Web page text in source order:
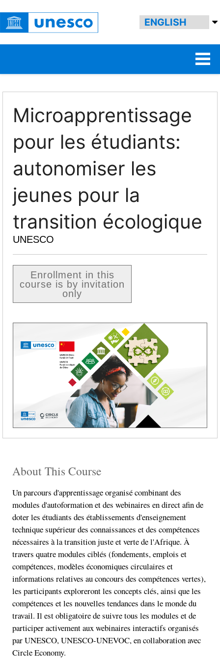
Microapprentissage
pour les étudiants:
autonomiser les
jeunes pour la
transition écologique
UNESCO
Enrollment in this
course is by invitation
only
About This Course
Un parcours d'apprentissage organisé combinant des
modules d'autoformation et des webinaires en direct afin de
doter les étudiants des établissements d'enseignement
technique supérieur des connaissances et des compétences
nécessaires à la transition juste et verte de l'Afrique. À
travers quatre modules ciblés (fondements, emplois et
compétences, modèles économiques circulaires et
informations relatives au concours des compétences vertes),
les participants exploreront les concepts clés, ainsi que les
compétences et les nouvelles tendances dans le monde du
travail. Il est obligatoire de suivre tous les modules et de
participer activement aux webinaires interactifs organisés
par UNESCO, UNESCO-UNEVOC, en collaboration avec
Circle Economy.